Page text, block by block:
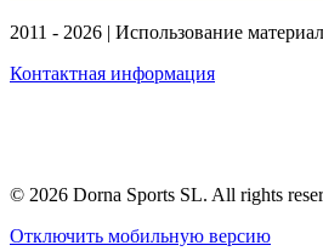
2011 - 2026 | Использование
Контактная информация
© 2026 Dorna Sports SL. All rights
Отключить мобильную версию